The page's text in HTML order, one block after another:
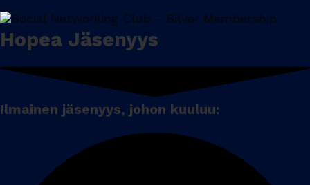
Hopea Jäsenyys
Ilmainen jäsenyys, johon kuuluu: